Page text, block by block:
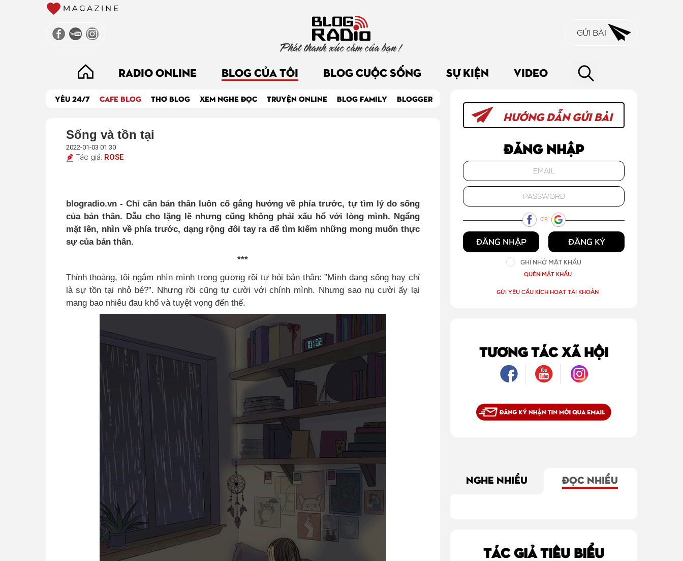
Phát thanh xúc cảm của bạn !
GỬI BÀI
RADIO ONLINE BLOG CỦA TÔI BLOG CUỘC SỐNG SỰ KIỆN VIDEO
YÊU 24/7 CAFE BLOG THƠ BLOG XEM NGHE ĐỌC TRUYỆN ONLINE BLOG FAMILY BLOGGER
Sống và tồn tại
2022-01-03 01:30
Tác giả: ROSE
blogradio.vn - Chỉ cần bản thân luôn cố gắng hướng về phía trước, tự tìm lý do sống
của bản thân. Dẫu cho lặng lẽ nhưng cũng không phải xấu hổ với lòng mình. Ngẩng
mặt lên, nhìn về phía trước, dạng rộng đôi tay ra để tìm kiếm những mong muốn thực
sự của bản thân.
***
Thỉnh thoảng, tôi ngắm nhìn mình trong gương rồi tự hỏi bản thân: ”Mình đang sống hay chỉ
là sự tồn tại nhỏ bé?”. Nhưng rồi cũng tự cười với chính mình. Nhưng sao nụ cười ấy lại
mang bao nhiêu đau khổ và tuyệt vọng đến thế.
HƯỚNG DẪN GỬI BÀI
Đăng nhập
OR
ĐĂNG NHẬP ĐĂNG KÝ
GHI NHỚ MẬT KHẨU
QUÊN MẬT KHẨU
GỬI YÊU CẦU KÍCH HOẠT TÀI KHOẢN
TƯƠNG TÁC XÃ HỘI
NGHE NHIỀU ĐỌC NHIỀU
TÁC GIẢ TIÊU BIỂU